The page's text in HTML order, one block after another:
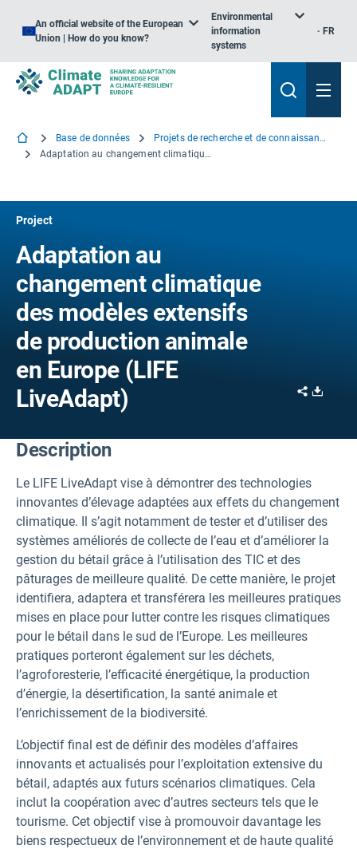
An official website of the European
Union | How do you know?
Environmental
information
systems
FR
Base de données
Projets de recherche et de connaissance
Adaptation au changement climatique des modèles extensifs de production animale en Europe
Project
Adaptation au
changement climatique
des modèles extensifs
de production animale
en Europe (LIFE
LiveAdapt)
Share
Description
Le LIFE LiveAdapt vise à démontrer des technologies
innovantes d’élevage adaptées aux effets du changement
climatique. Il s’agit notamment de tester et d’utiliser des
systèmes améliorés de collecte de l’eau et d’améliorer la
gestion du bétail grâce à l’utilisation des TIC et des
pâturages de meilleure qualité. De cette manière, le projet
identifiera, adaptera et transférera les meilleures pratiques
mises en place pour lutter contre les risques climatiques
pour le bétail dans le sud de l’Europe. Les meilleures
pratiques porteront également sur les déchets,
l’agroforesterie, l’efficacité énergétique, la production
d’énergie, la désertification, la santé animale et
l’enrichissement de la biodiversité.
L’objectif final est de définir des modèles d’affaires
innovants et actualisés pour l’exploitation extensive du
bétail, adaptés aux futurs scénarios climatiques. Cela
inclut la coopération avec d’autres secteurs tels que le
tourisme. Cet objectif vise à promouvoir davantage les
biens respectueux de l’environnement et de haute qualité